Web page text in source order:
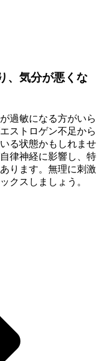
、気分が悪くな
過敏になる方がいら
ストロゲン不足から
る状態かもしれませ
律神経に影響し、特
ります。無理に刺激
クスしましょう。